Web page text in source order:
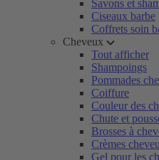
Savons et
Ciseaux barbe
Coffrets soin
Cheveux
Tout afficher
Shampoings
Pommades
Coiffure
Couleur des
Chute et
Brosses à
Crèmes
Gel pour les